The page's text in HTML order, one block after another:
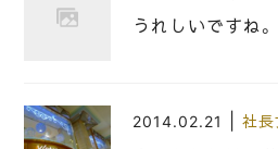
うれしいですね。
2014.02.21 社長